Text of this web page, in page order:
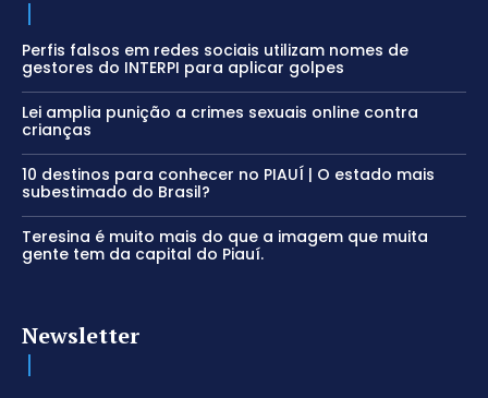
Perfis falsos em redes sociais utilizam nomes de
gestores do INTERPI para aplicar golpes
Lei amplia punição a crimes sexuais online contra
crianças
10 destinos para conhecer no PIAUÍ | O estado mais
subestimado do Brasil?
Teresina é muito mais do que a imagem que muita
gente tem da capital do Piauí.
Newsletter